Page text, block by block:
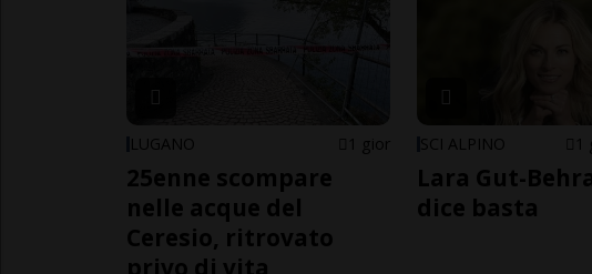
LUGANO 1 gior
25enne scompare
nelle acque del
Ceresio, ritrovato
privo di vita
SCI ALPINO 1
Lara Gut-
dice basta